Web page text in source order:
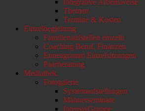
Themen
Termine & Kosten
Einzelbegleitung
Familienaufstellen einzeln
Coaching Beruf, Finanzen
Enneagramm Einzelsitzungen
Paarberatung
Mediathek
Fotogalerie
Systemaufstellungen
Männerseminare
IntensivGruppe